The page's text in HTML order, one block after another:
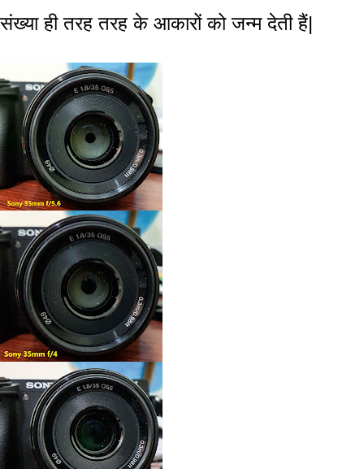
संख्या ही तरह तरह के आकारों को जन्म देती हैं|